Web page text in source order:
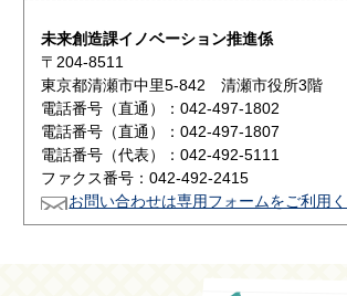
未来創造課イノベーション推進係
〒204-8511
東京都清瀬市中里5-842 清瀬市役所3階
電話番号（直通）：042-497-1802
電話番号（直通）：042-497-1807
電話番号（代表）：042-492-5111
ファクス番号：042-492-2415
お問い合わせは専用フォームをご利用く